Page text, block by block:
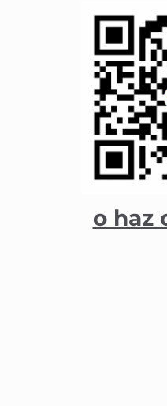
o haz